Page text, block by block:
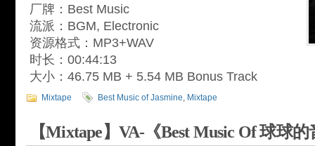
厂牌：Best Music
流派：BGM, Electronic
资源格式：MP3+WAV
时长：00:44:13
大小：46.75 MB + 5.54 MB Bonus Track
Mixtape Best Music of Jasmine, Mixtape
【Mixtape】VA-《Best Music Of 球球的